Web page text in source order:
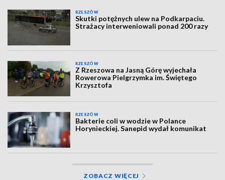
RZESZÓW
Skutki potężnych ulew na Podkarpaciu.
Strażacy interweniowali ponad 200 razy
RZESZÓW
Z Rzeszowa na Jasną Górę wyjechała
Rowerowa Pielgrzymka im. Świętego
Krzysztofa
RZESZÓW
Bakterie coli w wodzie w Polance
Horynieckiej. Sanepid wydał komunikat
ZOBACZ WIĘCEJ